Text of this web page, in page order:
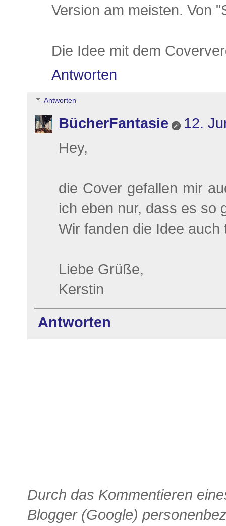
Version am meisten. Von
Die Idee mit dem
Antworten
Antworten
BücherFantasie
12.
Hey,
die Cover gefallen mir
ich eben nur, dass es so
Wir fanden die Idee auch
Liebe Grüße,
Kerstin
Antworten
Durch das Kommentieren
Blogger (Google)